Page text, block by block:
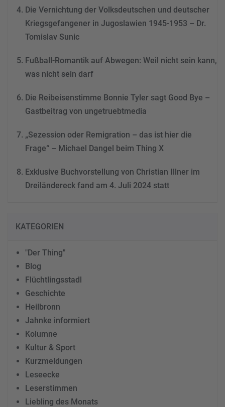
Consent Management
&
Die Vernichtung der Volksdeutschen und deutscher
Kriegsgefangener in Jugoslawien 1945-1953 – Dr.
Tomislav Sunic
Fußball-Romantik auf Abwegen: Weil nicht sein kann,
was nicht sein darf
Die Reibeisenstimme Bonnie Tyler sagt Good Bye –
Gastbeitrag von ungetruebtmedia
„Sezession oder Remigration – das ist hier die
Frage“ – Michael Dangel beim Thing X
Exklusive Buchvorstellung von Christian Illner im
Dreiländereck fand am 4. Juli 2024 statt
KATEGORIEN
"Der Thing"
Blog
Flüchtlingsstadl
Geschichte
Heilbronn
Jahnke informiert
Kolumne
Kultur & Sport
Kurzmeldungen
Leseecke
Leserstimmen
Liebling des Monats